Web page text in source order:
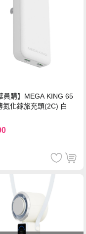
員購】MEGA KING 65
氮化鎵旅充頭(2C) 白